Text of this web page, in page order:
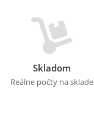
Skladom
Reálne počty na sklade